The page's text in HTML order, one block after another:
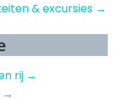
& excursies →
rij →
→